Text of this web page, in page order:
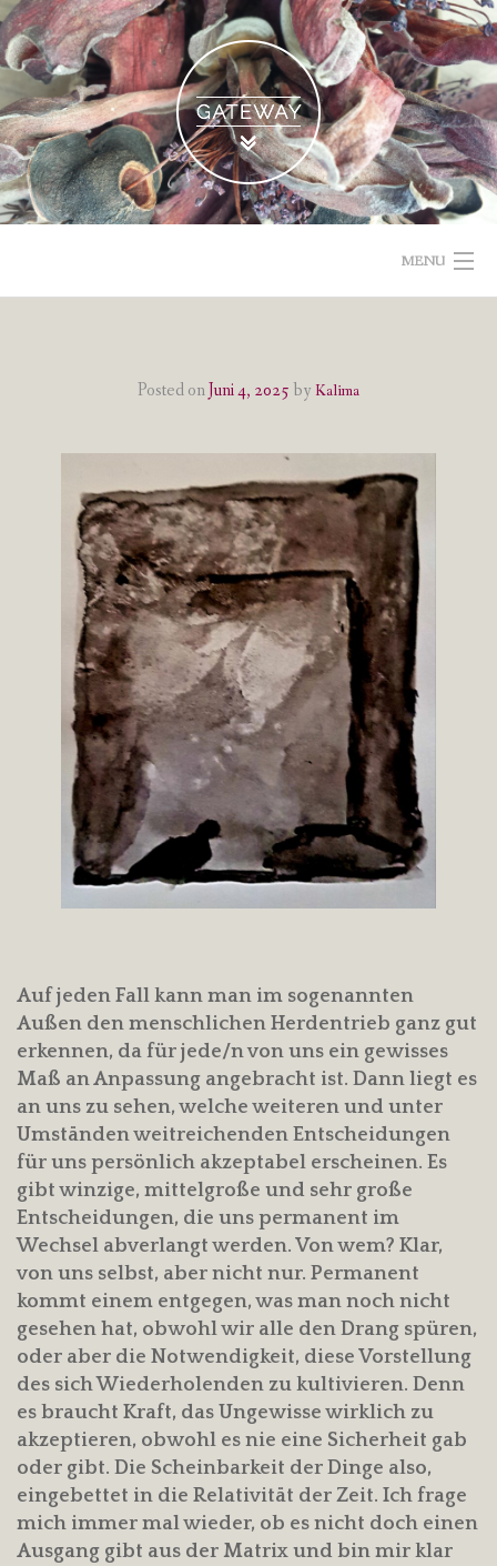
Skip
to
content
MENU
IMPRESSUM & DATENSCHUTZ
Posted onJuni 4, 2025 by Kalima
Auf jeden Fall kann man im sogenannten
Außen den menschlichen Herdentrieb ganz gut
erkennen, da für jede/n von uns ein gewisses
Maß an Anpassung angebracht ist. Dann liegt es
an uns zu sehen, welche weiteren und unter
Umständen weitreichenden Entscheidungen
für uns persönlich akzeptabel erscheinen. Es
gibt winzige, mittelgroße und sehr große
Entscheidungen, die uns permanent im
Wechsel abverlangt werden. Von wem? Klar,
von uns selbst, aber nicht nur. Permanent
kommt einem entgegen, was man noch nicht
gesehen hat, obwohl wir alle den Drang spüren,
oder aber die Notwendigkeit, diese Vorstellung
des sich Wiederholenden zu kultivieren. Denn
es braucht Kraft, das Ungewisse wirklich zu
akzeptieren, obwohl es nie eine Sicherheit gab
oder gibt. Die Scheinbarkeit der Dinge also,
eingebettet in die Relativität der Zeit. Ich frage
mich immer mal wieder, ob es nicht doch einen
Ausgang gibt aus der Matrix und bin mir klar